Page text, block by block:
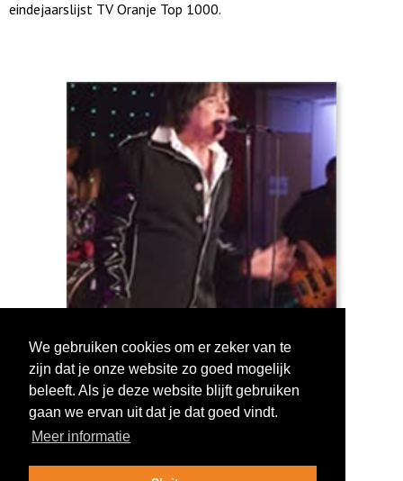
eindejaarslijst TV Oranje Top 1000.
Log in om te stemmen!
We gebruiken cookies om er zeker van te
zijn dat je onze website zo goed mogelijk
beleeft. Als je deze website blijft gebruiken
gaan we ervan uit dat je dat goed vindt.
Meer informatie